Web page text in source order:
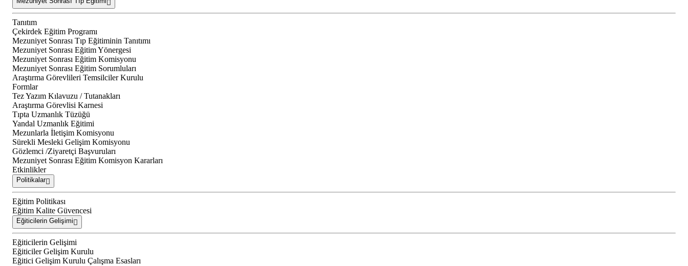
Tanıtım
Çekirdek Eğitim Programı
Mezuniyet Sonrası Tıp Eğitiminin Tanıtımı
Mezuniyet Sonrası Eğitim Yönergesi
Mezuniyet Sonrası Eğitim Komisyonu
Mezuniyet Sonrası Eğitim Sorumluları
Araştırma Görevlileri Temsilciler Kurulu
Formlar
Tez Yazım Kılavuzu / Tutanakları
Araştırma Görevlisi Karnesi
Tıpta Uzmanlık Tüzüğü
Yandal Uzmanlık Eğitimi
Mezunlarla İletişim Komisyonu
Sürekli Mesleki Gelişim Komisyonu
Gözlemci /Ziyaretçi Başvuruları
Mezuniyet Sonrası Eğitim Komisyon Kararları
Etkinlikler
Politikalar
Eğitim Politikası
Eğitim Kalite Güvencesi
Eğiticilerin Gelişimi
Eğiticilerin Gelişimi
Eğiticiler Gelişim Kurulu
Eğitici Gelişim Kurulu Çalışma Esasları